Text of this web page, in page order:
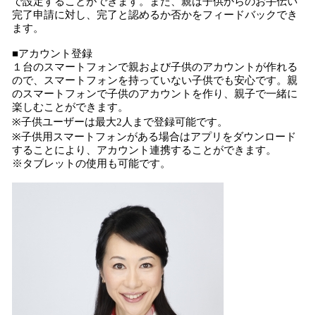
完了申請に対し、完了と認めるか否かをフィードバックでき
ます。
■アカウント登録
１台のスマートフォンで親および子供のアカウントが作れる
ので、スマートフォンを持っていない子供でも安心です。親
のスマートフォンで子供のアカウントを作り、親子で一緒に
楽しむことができます。
※子供ユーザーは最大2人まで登録可能です。
※子供用スマートフォンがある場合はアプリをダウンロード
することにより、アカウント連携することができます。
※タブレットの使用も可能です。